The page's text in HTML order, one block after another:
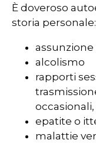
È doveroso
storia personale:
alcolismo
rapporti
occasionali,
epatite o
malattie